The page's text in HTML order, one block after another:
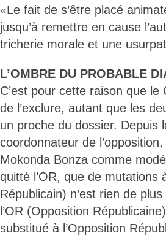
«Le fait de s’être placé
jusqu’à remettre en cause
tricherie morale et une
L’OMBRE DU PROBABLE
C’est pour cette raison que
de l’exclure, autant que les
un proche du dossier. Depuis
coordonnateur de
Mokonda Bonza comme
quitté l’OR, que de mutations
Républicain) n’est rien de
l’OR (Opposition
substitué à l’Opposition